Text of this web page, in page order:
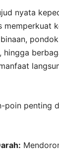
nyata
memperkuat
hingga
poin penting